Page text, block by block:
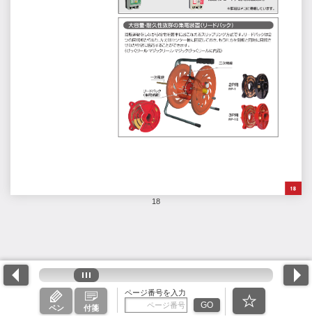
18
ペン 付箋
ページ番号を入力
GO